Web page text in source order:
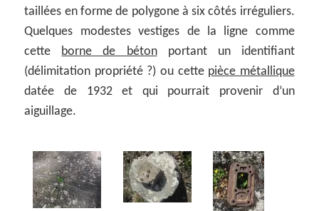
taillées en forme de polygone à six côtés irréguliers.
Quelques modestes vestiges de la ligne comme
cette borne de bétonportant un identifiant
(délimitation propriété ?) ou cette pièce métallique
datée de 1932 et qui pourrait provenir d’un
aiguillage.